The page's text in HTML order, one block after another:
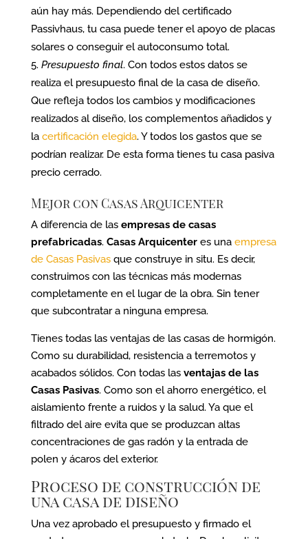
aún hay más. Dependiendo del certificado
Passivhaus, tu casa puede tener el apoyo de placas
solares o conseguir el autoconsumo total.
Presupuesto final. Con todos estos datos se
realiza el presupuesto final de la casa de diseño.
Que refleja todos los cambios y modificaciones
realizados al diseño, los complementos añadidos y
la certificación elegida. Y todos los gastos que se
podrían realizar. De esta forma tienes tu casa pasiva
precio cerrado.
Mejor con Casas Arquicenter
A diferencia de las empresas de casas
prefabricadas. Casas Arquicenteres una empresa
de Casas Pasivasque construye in situ. Es decir,
construimos con las técnicas más modernas
completamente en el lugar de la obra. Sin tener
que subcontratar a ninguna empresa.
Tienes todas las ventajas de las casas de hormigón.
Como su durabilidad, resistencia a terremotos y
acabados sólidos. Con todas las ventajas de las
Casas Pasivas. Como son el ahorro energético, el
aislamiento frente a ruidos y la salud. Ya que el
filtrado del aire evita que se produzcan altas
concentraciones de gas radón y la entrada de
polen y ácaros del exterior.
Proceso de construcción de
una casa de diseño
Una vez aprobado el presupuesto y firmado el